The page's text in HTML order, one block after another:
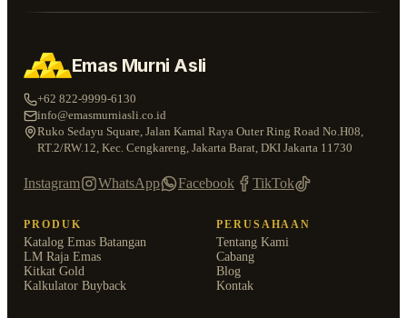
Emas Murni Asli
+62 822-9999-6130
info@emasmurniasli.co.id
Ruko Sedayu Square, Jalan Kamal Raya Outer Ring Road No.H08,
RT.2/RW.12, Kec. Cengkareng, Jakarta Barat, DKI Jakarta 11730
Instagram WhatsApp Facebook TikTok
PRODUK
Katalog Emas Batangan
LM Raja Emas
Kitkat Gold
Kalkulator Buyback
PERUSAHAAN
Tentang Kami
Cabang
Blog
Kontak